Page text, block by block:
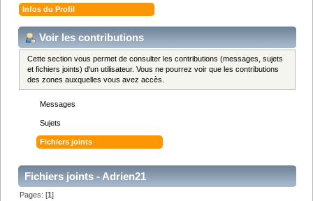
Infos du Profil
Voir les contributions
Cette section vous permet de consulter les contributions (messages, sujets
et fichiers joints) d'un utilisateur. Vous ne pourrez voir que les contributions
des zones auxquelles vous avez accès.
Messages
Sujets
Fichiers joints
Fichiers joints - Adrien21
Pages: [1]